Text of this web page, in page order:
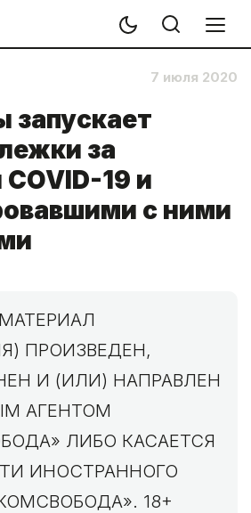
7 июля 2020
за
19 и
с ними
ПРОИЗВЕДЕН,
И (ИЛИ) НАПРАВЛЕН
АГЕНТОМ
ЛИБО КАСАЕТСЯ
ИНОСТРАННОГО
18+